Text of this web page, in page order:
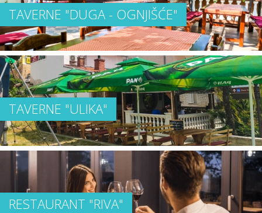
TAVERNE "DUGA - OGNJIŠĆE"
TAVERNE "ULIKA"
RESTAURANT "RIVA"